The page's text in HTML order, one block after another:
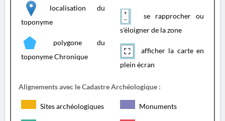
localisation du
toponyme
polygone du
toponyme Chronique
se rapprocher ou
s'éloigner de la zone
afficher la carte en
plein écran
Alignements avec le Cadastre Archéologique :
Sites archéologiques Monuments